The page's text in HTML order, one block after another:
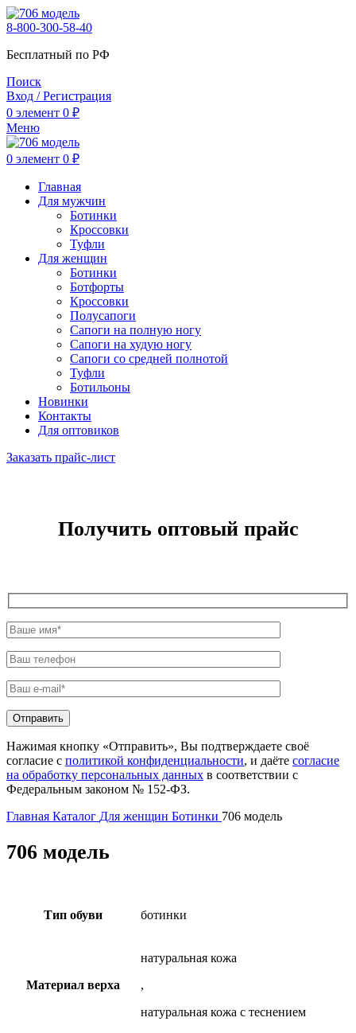
8-800-300-58-40
Бесплатный по РФ
Поиск
Вход / Регистрация
0 элемент 0 ₽
Меню
0 элемент 0 ₽
Главная
Для мужчин
Ботинки
Кроссовки
Туфли
Для женщин
Ботинки
Ботфорты
Кроссовки
Полусапоги
Сапоги на полную ногу
Сапоги на худую ногу
Сапоги со средней полнотой
Туфли
Ботильоны
Новинки
Контакты
Для оптовиков
Заказать прайс-лист
Получить оптовый прайс
Нажимая кнопку «Отправить», Вы подтверждаете своё
согласие с политикой конфиденциальности, и даёте согласие
на обработку персональных данных в соответствии с
Федеральным законом № 152-ФЗ.
Главная Каталог Для женщин Ботинки 706 модель
706 модель
Тип обуви ботинки
Материал верха
натуральная кожа
,
натуральная кожа с теснением